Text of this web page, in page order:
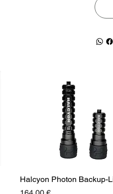
Halcyon Photon Backup-